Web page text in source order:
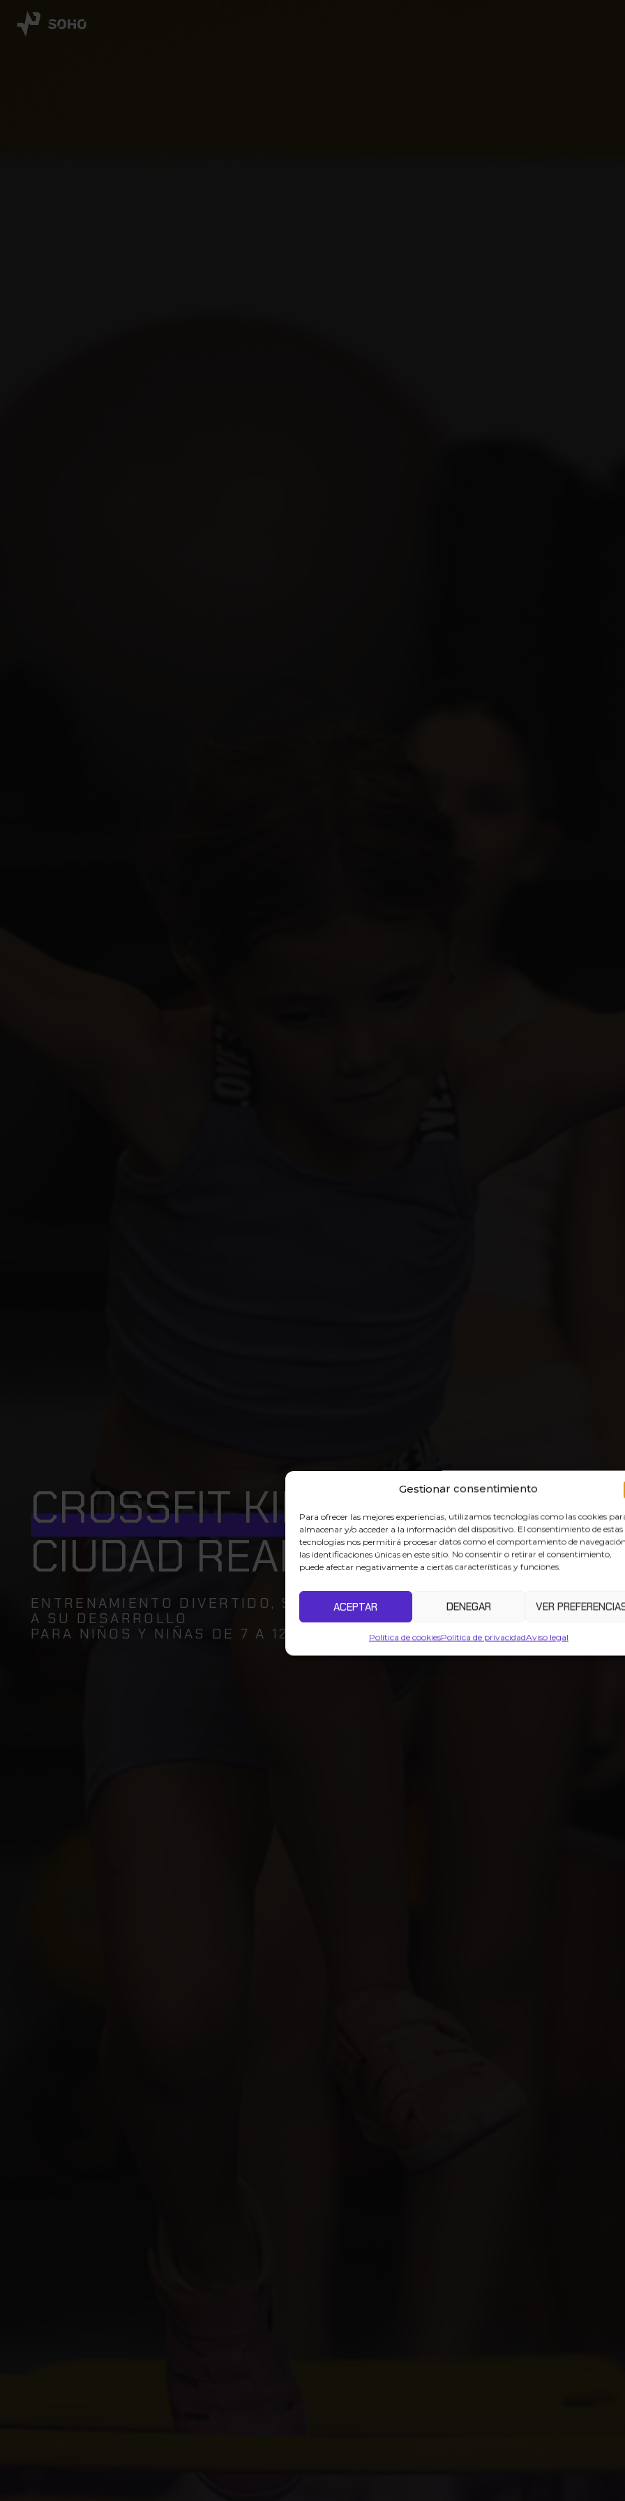
Gestionar consentimiento
Para ofrecer las mejores experiencias, utilizamos tecnologías como las cookies
almacenar y/o acceder a la información del dispositivo. El consentimiento de estas
tecnologías nos permitirá procesar datos como el comportamiento de
las identificaciones únicas en este sitio. No consentir o retirar el consentimiento,
puede afectar negativamente a ciertas características y funciones.
ACEPTAR DENEGAR VER
Política de cookiesPolítica de privacidadAviso legal
CROSSFIT KIDSEN
CIUDAD REAL
ENTRENAMIENTO DIVERTIDO, SEGURO Y ADAPTADO
A SU DESARROLLO
PARA NIÑOS Y NIÑAS DE 7 A 12 AÑOS